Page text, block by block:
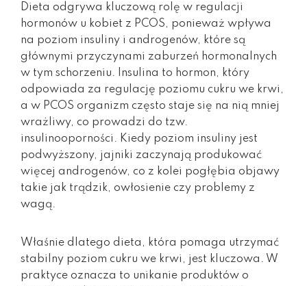
Dieta odgrywa kluczową rolę w regulacji
hormonów u kobiet z PCOS, ponieważ wpływa
na poziom insuliny i androgenów, które są
głównymi przyczynami zaburzeń hormonalnych
w tym schorzeniu. Insulina to hormon, który
odpowiada za regulację poziomu cukru we krwi,
a w PCOS organizm często staje się na nią mniej
wrażliwy, co prowadzi do tzw.
insulinooporności. Kiedy poziom insuliny jest
podwyższony, jajniki zaczynają produkować
więcej androgenów, co z kolei pogłębia objawy
takie jak trądzik, owłosienie czy problemy z
wagą.
Właśnie dlatego dieta, która pomaga utrzymać
stabilny poziom cukru we krwi, jest kluczowa. W
praktyce oznacza to unikanie produktów o